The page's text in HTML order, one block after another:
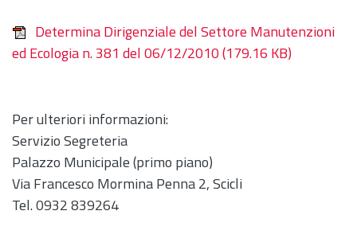
Determina Dirigenziale del Settore Manutenzioni
ed Ecologia n. 381 del 06/12/2010(179.16 KB)
Per ulteriori informazioni:
Servizio Segreteria
Palazzo Municipale (primo piano)
Via Francesco Mormina Penna 2, Scicli
Tel. 0932 839264